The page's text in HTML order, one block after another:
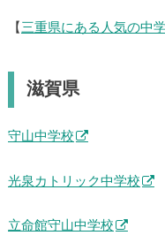
【 三重県にある人気の中
滋賀県
守山中学校
光泉カトリック中学校
立命館守山中学校